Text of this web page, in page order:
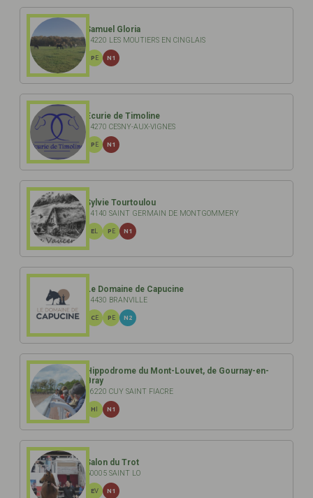
Samuel Gloria
14220 LES MOUTIERS EN CINGLAIS
PE N1
Ecurie de Timoline
14270 CESNY-AUX-VIGNES
PE N1
Sylvie Tourtoulou
14140 SAINT GERMAIN DE MONTGOMMERY
EL PE N1
Le Domaine de Capucine
14430 BRANVILLE
CE PE N2
Hippodrome du Mont-Louvet, de Gournay-en-
Bray
76220 CUY SAINT FIACRE
N1
Salon du Trot
50005 SAINT LO
EV N1